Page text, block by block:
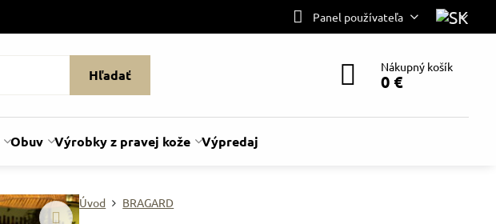
Panel používateľa
Hľadať Nákupný košík
0 €
Obuv Výrobky z pravej kože Výpredaj
Úvod BRAGARD